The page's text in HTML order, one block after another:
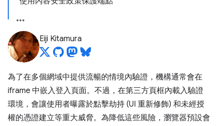
Eiji Kitamura
為了在多個網域中提供流暢的情境內驗證，機構通常會在
iframe 中嵌入登入頁面。不過，在第三方頁框內載入驗證
環境，會讓使用者曝露於點擊劫持 (UI 重新修飾) 和未經授
權的憑證建立等重大威脅。為降低這些風險，瀏覽器預設會